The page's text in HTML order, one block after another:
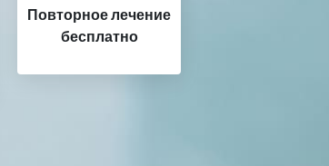
Повторное лечение
бесплатно